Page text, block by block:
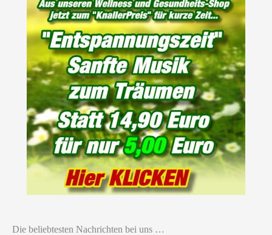
Die beliebtesten Nachrichten bei uns …